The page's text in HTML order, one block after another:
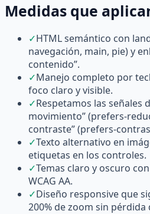
Medidas que
✓HTML semántico con
navegación, main, pie) y
contenido”.
✓Manejo completo por
foco claro y visible.
✓Respetamos las señales
movimiento” (prefers-
contraste” (prefers-
✓Texto alternativo en
etiquetas en los controles.
✓Temas claro y oscuro
WCAG AA.
✓Diseño responsive que
200% de zoom sin pérdida